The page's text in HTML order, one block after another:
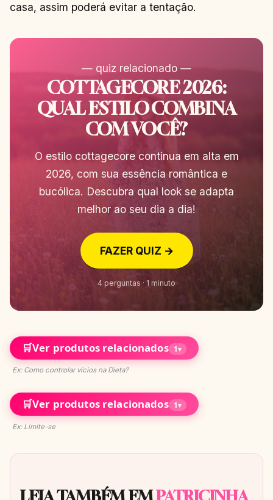
casa, assim poderá evitar a tentação.
— quiz relacionado —
COTTAGECORE 2026:
QUAL ESTILO COMBINA
COM VOCÊ?
O estilo cottagecore continua em alta em
2026, com sua essência romântica e
bucólica. Descubra qual look se adapta
melhor ao seu dia a dia!
FAZER QUIZ →
4 perguntas · 1 minuto
🛒Ver produtos relacionados 1▾
Ex: Como controlar vícios na Dieta?
🛒Ver produtos relacionados 1▾
Ex: Limite-se
LEIA TAMBÉM EMPATRICINHA